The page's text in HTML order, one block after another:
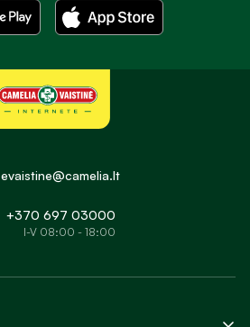
evaistine@camelia.lt
+370 697 03000
I-V 08:00 - 18:00